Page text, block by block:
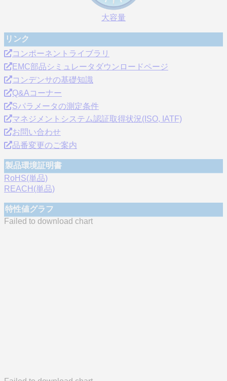
大容量
リンク
コンポーネントライブラリ
EMC部品シミュレータダウンロードページ
コンデンサの基礎知識
Q&Aコーナー
Sパラメータの測定条件
マネジメントシステム認証取得状況(ISO, IATF)
お問い合わせ
品番変更のご案内
製品環境証明書
RoHS(単品)
REACH(単品)
特性値グラフ
Failed to download chart